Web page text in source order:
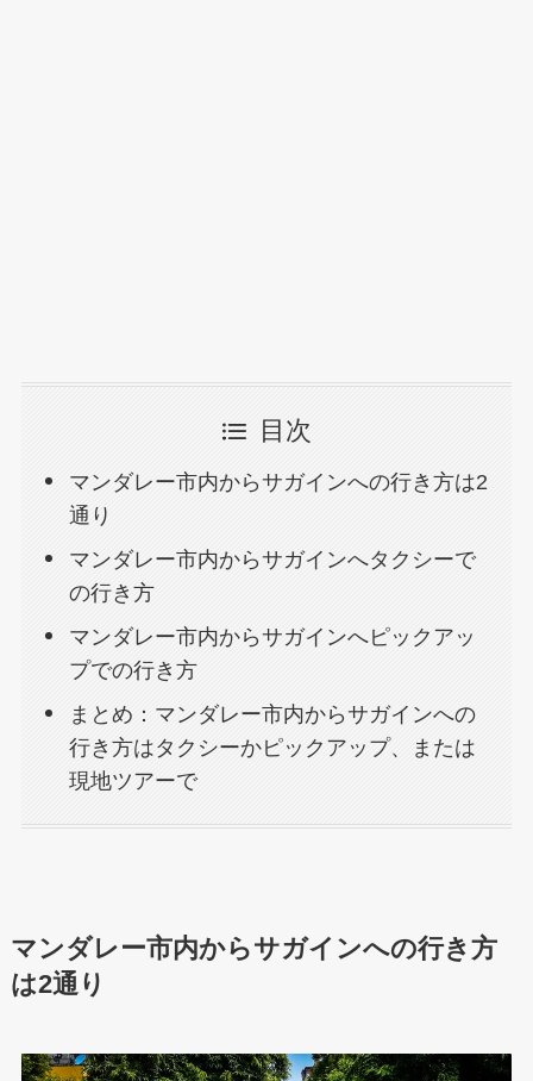
目次
マンダレー市内からサガインへの行き方は2
通り
マンダレー市内からサガインへタクシーで
の行き方
マンダレー市内からサガインへピックアッ
プでの行き方
まとめ：マンダレー市内からサガインへの
行き方はタクシーかピックアップ、または
現地ツアーで
マンダレー市内からサガインへの行き方
は2通り